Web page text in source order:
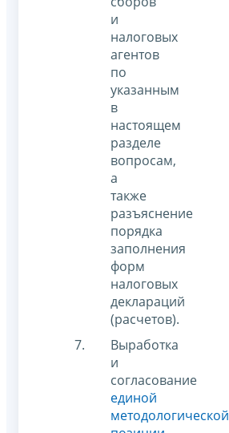
и
налоговых
агентов
по
указанным
в
настоящем
разделе
вопросам,
а
также
разъяснение
порядка
заполнения
форм
налоговых
деклараций
(расчетов).
Выработка
и
согласование
единой
методологической